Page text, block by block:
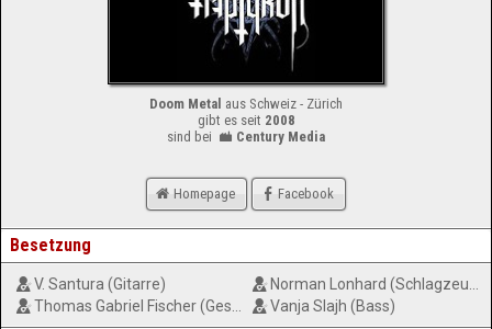
Doom Metal aus Schweiz - Zürich
gibt es seit 2008
sind bei
Century Media
Homepage Facebook
Besetzung
V. Santura (Gitarre)
Thomas Gabriel Fischer (Gesang, Gitarre)
Norman Lonhard (Schlagzeug)
Vanja Slajh (Bass)